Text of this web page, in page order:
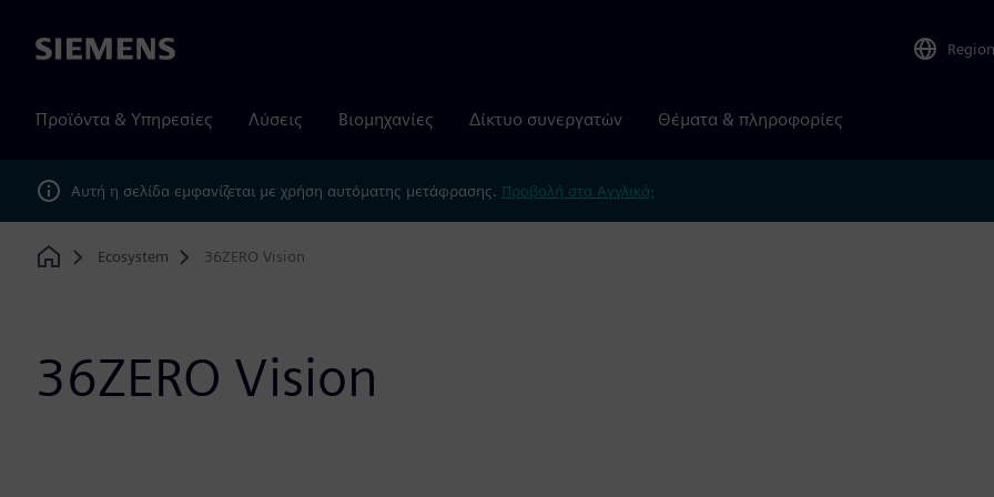
Siemens Region
Προϊόντα & Υπηρεσίες Λύσεις Βιομηχανίες Δίκτυο συνεργατών Θέματα & πληροφορίες
Αυτή η σελίδα εμφανίζεται με χρήση αυτόματης μετάφρασης. Προβολή στα Αγγλικά;
Home
Ecosystem 36ZERO Vision
36ZERO Vision